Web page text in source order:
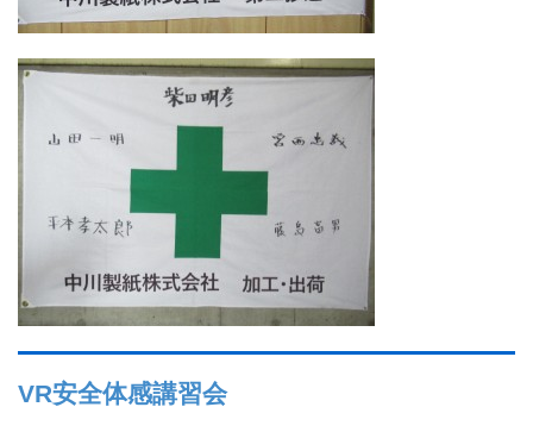
VR安全体感講習会